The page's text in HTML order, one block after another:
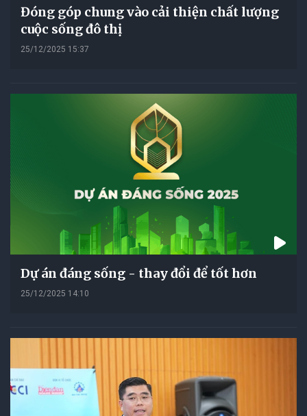
Đóng góp chung vào cải thiện chất lượng
cuộc sống đô thị
25/12/2025 15:37
Dự án đáng sống - thay đổi để tốt hơn
25/12/2025 14:10